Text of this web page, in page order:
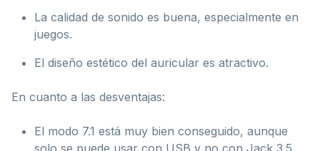
La calidad de sonido es buena, especialmente en
juegos.
El diseño estético del auricular es atractivo.
En cuanto a las desventajas:
El modo 7.1 está muy bien conseguido, aunque
solo se puede usar con USB y no con Jack 3.5.